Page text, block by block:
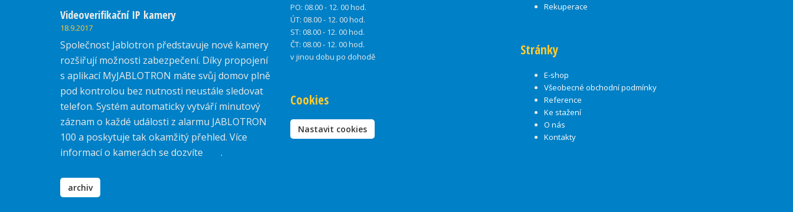
Videoverifikační IP kamery
18.9.2017
Společnost Jablotron představuje nové kamery
rozšiřují možnosti zabezpečení. Díky propojení
s aplikací MyJABLOTRON máte svůj domov plně
pod kontrolou bez nutnosti neustále sledovat
telefon. Systém automaticky vytváří minutový
záznam o každé události z alarmu JABLOTRON
100 a poskytuje tak okamžitý přehled. Více
informací o kamerách se dozvíte
.
archiv
PO: 08.00 - 12. 00 hod.
ÚT: 08.00 - 12. 00 hod.
ST: 08.00 - 12. 00 hod.
ČT: 08.00 - 12. 00 hod.
v jinou dobu po dohodě
Cookies
Nastavit cookies
Rekuperace
Stránky
E-shop
Všeobecné obchodní podmínky
Reference
Ke stažení
O nás
Kontakty